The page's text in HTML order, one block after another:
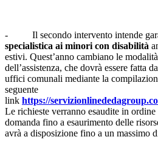
- Il secondo intervento intende
specialistica ai minori con disabilità
estivi. Quest’anno cambiano le
dell’assistenza, che dovrà essere fatta
uffici comunali mediante la
seguente
link https://
Le richieste verranno esaudite in
domanda fino a esaurimento delle
avrà a disposizione fino a un massimo